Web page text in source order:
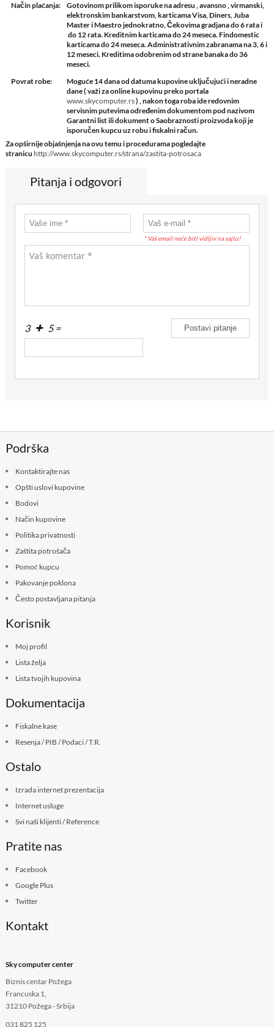
Način plaćanja:
Gotovinom prilikom isporuke na adresu , avansno , virmanski,
elektronskim bankarstvom, karticama Visa, Diners, Juba
Master i Maestro jednokratno, Čekovima gradjana do 6 rata i
do 12 rata. Kreditnim karticama do 24 meseca. Findomestic
karticama do 24 meseca. Administrativnim zabranama na 3, 6 i
12 meseci. Kreditima odobrenim od strane banaka do 36
meseci.
Povrat robe:
Moguće 14 dana od datuma kupovine uključujući i neradne
dane ( važi za online kupovinu preko portala
www.skycomputer.rs) , nakon toga roba ide redovnim
servisnim putevima određenim dokumentom pod nazivom
Garantni list ili dokument o Saobraznosti proizvoda koji je
isporučen kupcu uz robu i fiskalni račun.
Za opširnije objašnjenja na ovu temu i procedurama pogledajte
stranicu http://www.skycomputer.rs/strana/zastita-potrosaca
Pitanja i odgovori
* Vaš email neće biti vidljiv na sajtu!
3 5 =
Podrška
Kontaktirajte nas
Opšti uslovi kupovine
Bodovi
Način kupovine
Politika privatnosti
Zaštita potrošača
Pomoć kupcu
Pakovanje poklona
Često postavljana pitanja
Korisnik
Moj profil
Lista želja
Lista tvojih kupovina
Dokumentacija
Fiskalne kase
Resenja / PIB / Podaci / T.R.
Ostalo
Izrada internet prezentacija
Internet usluge
Svi naši klijenti / Reference
Pratite nas
Facebook
Google Plus
Twitter
Kontakt
Sky computer center
Biznis centar Požega
Francuska 1,
31210 Požega - Srbija
031 825 125